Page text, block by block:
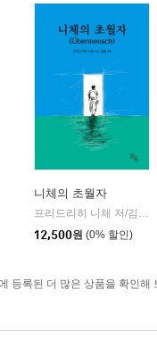
| 현대지성
니체의 초월자
12,500원 (0% 할인)
등록된 더 많은 상품을 확인해